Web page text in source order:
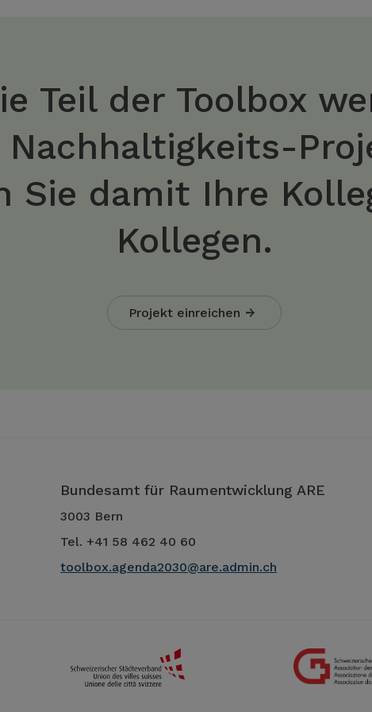
Teil der Toolbox
Nachhaltigkeits-
Sie damit Ihre
Kollegen.
Projekt einreichen
Bundesamt für Raumentwicklung ARE
3003 Bern
Tel. +41 58 462 40 60
toolbox.agenda2030@are.admin.ch